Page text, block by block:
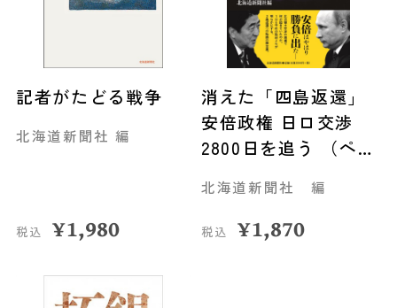
記者がたどる戦争
北海道新聞社 編
税込 ¥1,980
消えた「四島返還」
安倍政権 日ロ交渉
2800日を追う （ペー
北海道新聞社 編
税込 ¥1,870